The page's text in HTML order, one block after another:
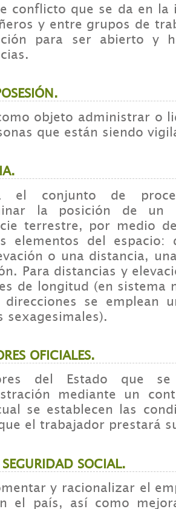
conflicto que se da en la
y entre grupos de
para ser abierto y
objeto administrar o
que están siendo
el conjunto de
la posición de un
terrestre, por medio
elementos del espacio:
o una distancia,
Para distancias y
de longitud (en sistema
se emplean
sexagesimales).
OFICIALES.
del Estado que
mediante un
se establecen las
el trabajador prestará
SOCIAL.
y racionalizar el
el país, así como